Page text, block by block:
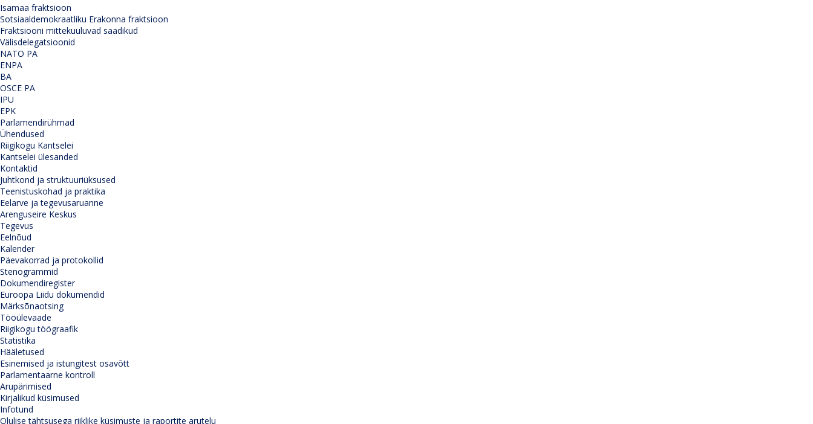
Isamaa fraktsioon
Sotsiaaldemokraatliku Erakonna fraktsioon
Fraktsiooni mittekuuluvad saadikud
Välisdelegatsioonid
NATO PA
ENPA
BA
OSCE PA
IPU
EPK
Parlamendirühmad
Ühendused
Riigikogu Kantselei
Kantselei ülesanded
Kontaktid
Juhtkond ja struktuuriüksused
Teenistuskohad ja praktika
Eelarve ja tegevusaruanne
Arenguseire Keskus
Tegevus
Eelnõud
Kalender
Päevakorrad ja protokollid
Stenogrammid
Dokumendiregister
Euroopa Liidu dokumendid
Märksõnaotsing
Tööülevaade
Riigikogu töögraafik
Statistika
Hääletused
Esinemised ja istungitest osavõtt
Parlamentaarne kontroll
Arupärimised
Kirjalikud küsimused
Infotund
Olulise tähtsusega riiklike küsimuste ja raportite arutelu